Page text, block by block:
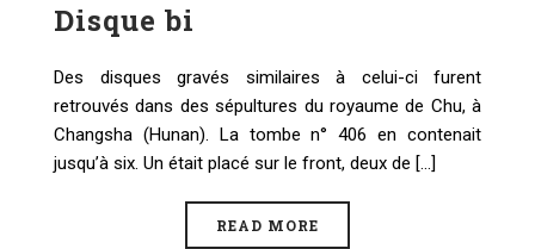
Disque bi
Des disques gravés similaires à celui-ci furent
retrouvés dans des sépultures du royaume de Chu, à
Changsha (Hunan). La tombe n° 406 en contenait
jusqu’à six. Un était placé sur le front, deux de [...]
READ MORE